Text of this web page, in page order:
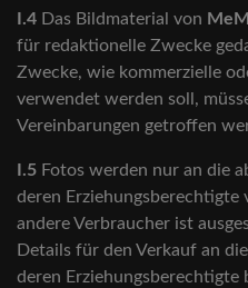
I.4 Das Bildmaterial von
für redaktionelle Zwecke
Zwecke, wie kommerzielle
verwendet werden soll,
Vereinbarungen getroffen
I.5 Fotos werden nur an die
deren Erziehungsberechtigte
andere Verbraucher ist
Details für den Verkauf an
deren Erziehungsberechtigte